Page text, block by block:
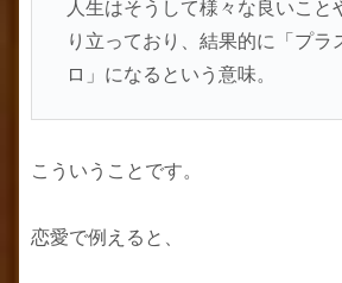
人生はそうして様々な良いこと
り立っており、結果的に「プラ
ロ」になるという意味。
こういうことです。
恋愛で例えると、